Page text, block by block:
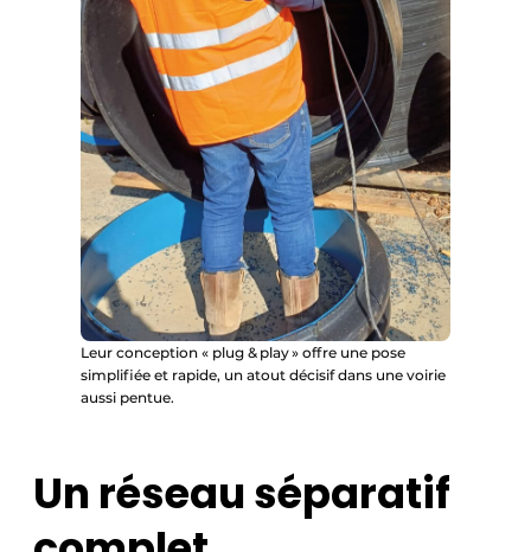
Leur conception « plug & play » offre une pose
simplifiée et rapide, un atout décisif dans une voirie
aussi pentue.
Un réseau séparatif